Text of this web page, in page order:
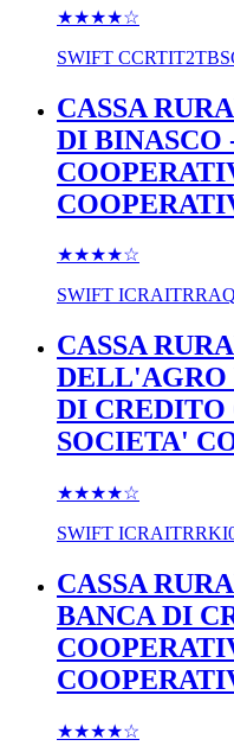
★★★★☆
SWIFT
CASSA
DI BINASCO
★★★★☆
SWIFT
CASSA
DELL'AGRO
DI CREDITO
SOCIETA'
★★★★☆
SWIFT
CASSA
BANCA DI
★★★★☆